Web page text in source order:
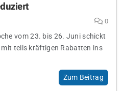
0
vom 23. bis 26. Juni schickt
teils kräftigen Rabatten ins
Zum Beitrag